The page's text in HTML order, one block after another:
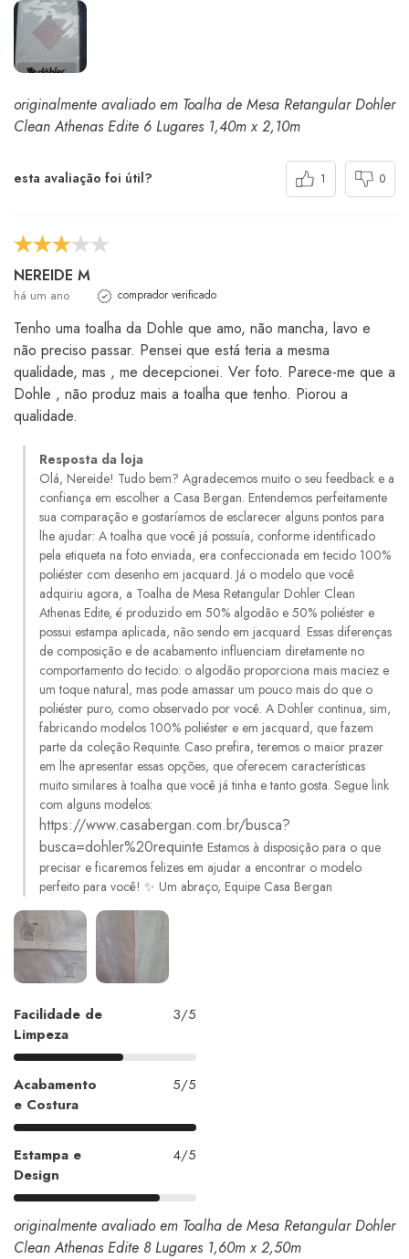
originalmente avaliado em Toalha de Mesa Retangular Dohler
Clean Athenas Edite 6 Lugares 1,40m x 2,10m
esta avaliação foi útil? 1 0
NEREIDE M
há um ano comprador verificado
Tenho uma toalha da Dohle que amo, não mancha, lavo e
não preciso passar. Pensei que está teria a mesma
qualidade, mas , me decepcionei. Ver foto. Parece-me que a
Dohle , não produz mais a toalha que tenho. Piorou a
qualidade.
Resposta da loja
Olá, Nereide! Tudo bem? Agradecemos muito o seu feedback e a
confiança em escolher a Casa Bergan. Entendemos perfeitamente
sua comparação e gostaríamos de esclarecer alguns pontos para
lhe ajudar: A toalha que você já possuía, conforme identificado
pela etiqueta na foto enviada, era confeccionada em tecido 100%
poliéster com desenho em jacquard. Já o modelo que você
adquiriu agora, a Toalha de Mesa Retangular Dohler Clean
Athenas Edite, é produzido em 50% algodão e 50% poliéster e
possui estampa aplicada, não sendo em jacquard. Essas diferenças
de composição e de acabamento influenciam diretamente no
comportamento do tecido: o algodão proporciona mais maciez e
um toque natural, mas pode amassar um pouco mais do que o
poliéster puro, como observado por você. A Dohler continua, sim,
fabricando modelos 100% poliéster e em jacquard, que fazem
parte da coleção Requinte. Caso prefira, teremos o maior prazer
em lhe apresentar essas opções, que oferecem características
muito similares à toalha que você já tinha e tanto gosta. Segue link
com alguns modelos:
https://www.casabergan.com.br/busca?
busca=dohler%20requinte Estamos à disposição para o que
precisar e ficaremos felizes em ajudar a encontrar o modelo
perfeito para você! ✨ Um abraço, Equipe Casa Bergan
Facilidade de
Limpeza
3/5
Acabamento
e Costura
5/5
Estampa e
Design
4/5
originalmente avaliado em Toalha de Mesa Retangular Dohler
Clean Athenas Edite 8 Lugares 1,60m x 2,50m